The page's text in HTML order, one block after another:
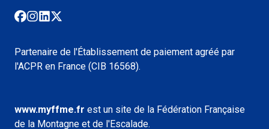
Partenaire de l'Établissement de paiement agréé par
l'ACPR en France (CIB 16568).
www.myffme.fr est un site de la Fédération Française
de la Montagne et de l'Escalade.